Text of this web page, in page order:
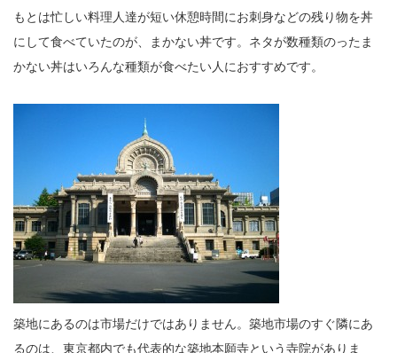
もとは忙しい料理人達が短い休憩時間にお刺身などの残り物を丼
にして食べていたのが、まかない丼です。ネタが数種類のったま
かない丼はいろんな種類が食べたい人におすすめです。
築地にあるのは市場だけではありません。築地市場のすぐ隣にあ
るのは、東京都内でも代表的な築地本願寺という寺院がありま